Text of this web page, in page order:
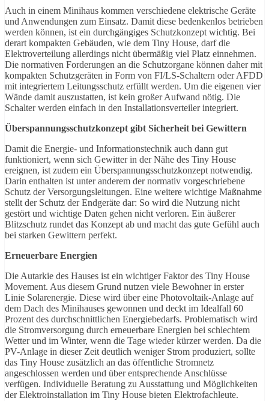
Auch in einem Minihaus kommen verschiedene elektrische Geräte
und Anwendungen zum Einsatz. Damit diese bedenkenlos betrieben
werden können, ist ein durchgängiges Schutzkonzept wichtig. Bei
derart kompakten Gebäuden, wie dem Tiny House, darf die
Elektroverteilung allerdings nicht übermäßig viel Platz einnehmen.
Die normativen Forderungen an die Schutzorgane können daher mit
kompakten Schutzgeräten in Form von FI/LS-Schaltern oder AFDD
mit integriertem Leitungsschutz erfüllt werden. Um die eigenen vier
Wände damit auszustatten, ist kein großer Aufwand nötig. Die
Schalter werden einfach in den Installationsverteiler integriert.
Überspannungsschutzkonzept gibt Sicherheit bei Gewittern
Damit die Energie- und Informationstechnik auch dann gut
funktioniert, wenn sich Gewitter in der Nähe des Tiny House
ereignen, ist zudem ein Überspannungsschutzkonzept notwendig.
Darin enthalten ist unter anderem der normativ vorgeschriebene
Schutz der Versorgungsleitungen. Eine weitere wichtige Maßnahme
stellt der Schutz der Endgeräte dar: So wird die Nutzung nicht
gestört und wichtige Daten gehen nicht verloren. Ein äußerer
Blitzschutz rundet das Konzept ab und macht das gute Gefühl auch
bei starken Gewittern perfekt.
Erneuerbare Energien
Die Autarkie des Hauses ist ein wichtiger Faktor des Tiny House
Movement. Aus diesem Grund nutzen viele Bewohner in erster
Linie Solarenergie. Diese wird über eine Photovoltaik-Anlage auf
dem Dach des Minihauses gewonnen und deckt im Idealfall 60
Prozent des durchschnittlichen Energiebedarfs. Problematisch wird
die Stromversorgung durch erneuerbare Energien bei schlechtem
Wetter und im Winter, wenn die Tage wieder kürzer werden. Da die
PV-Anlage in dieser Zeit deutlich weniger Strom produziert, sollte
das Tiny House zusätzlich an das öffentliche Stromnetz
angeschlossen werden und über entsprechende Anschlüsse
verfügen. Individuelle Beratung zu Ausstattung und Möglichkeiten
der Elektroinstallation im Tiny House bieten Elektrofachleute.